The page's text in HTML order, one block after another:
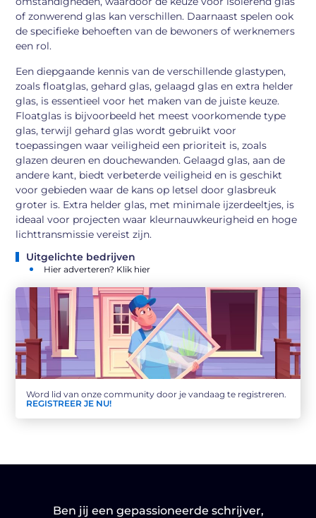
of zonwerend glas kan verschillen. Daarnaast spelen ook
de specifieke behoeften van de bewoners of werknemers
een rol.
Een diepgaande kennis van de verschillende glastypen,
zoals floatglas, gehard glas, gelaagd glas en extra helder
glas, is essentieel voor het maken van de juiste keuze.
Floatglas is bijvoorbeeld het meest voorkomende type
glas, terwijl gehard glas wordt gebruikt voor
toepassingen waar veiligheid een prioriteit is, zoals
glazen deuren en douchewanden. Gelaagd glas, aan de
andere kant, biedt verbeterde veiligheid en is geschikt
voor gebieden waar de kans op letsel door glasbreuk
groter is. Extra helder glas, met minimale ijzerdeeltjes, is
ideaal voor projecten waar kleurnauwkeurigheid en hoge
lichttransmissie vereist zijn.
Uitgelichte bedrijven
Hier adverteren? Klik hier
Word lid van onze community door je vandaag te registreren.
REGISTREER JE NU!
Ben jij een gepassioneerde schrijver,